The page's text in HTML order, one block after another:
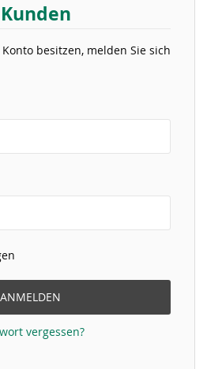
besitzen, melden Sie sich
ANMELDEN
vergessen?